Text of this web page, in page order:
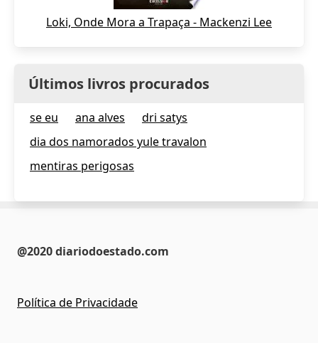
Loki, Onde Mora a Trapaça - Mackenzi Lee
Últimos livros procurados
se eu ana alves
dri satys
dia dos namorados yule travalon
mentiras perigosas
@2020 diariodoestado.com
Política de Privacidade